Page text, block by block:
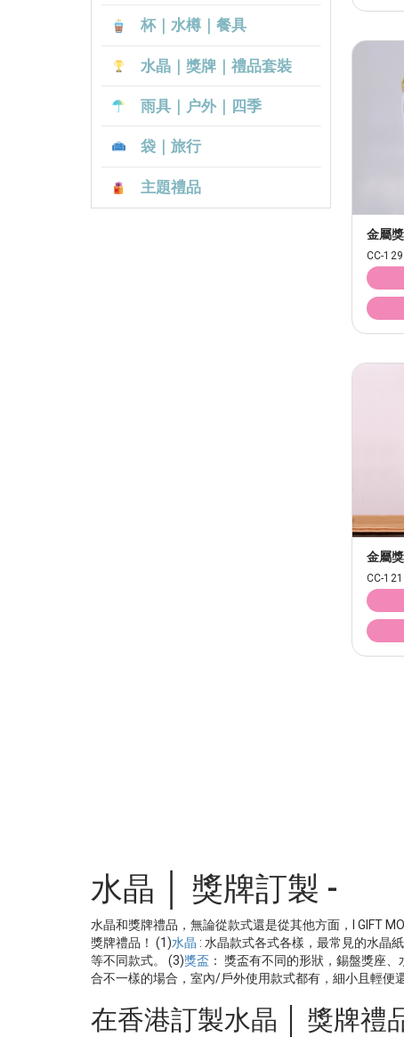
杯｜水樽｜餐具
水晶｜獎牌｜禮品套裝
雨具｜户外｜四季
袋｜旅行
主題禮品
金屬
CC-129
金屬
CC-121
水晶 │ 獎牌訂製 -
水晶和獎牌禮品，無論從款式還是從其他方面，I GIFT
獎牌禮品！ (1)水晶 : 水晶款式各式各樣，最常見的水晶
等不同款式。 (3)獎盃 ： 獎盃有不同的形狀，錫盤獎座
合不一樣的場合，室內/戶外使用款式都有，細小且輕便
在香港訂製水晶 │ 獎牌禮